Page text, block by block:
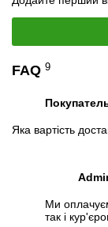
FAQ 9
Яка вартість
Ми
так і